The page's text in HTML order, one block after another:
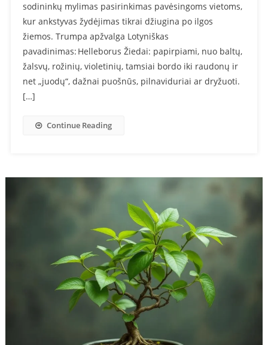
sodininkų mylimas pasirinkimas pavėsingoms vietoms,
kur ankstyvas žydėjimas tikrai džiugina po ilgos
žiemos. Trumpa apžvalga Lotyniškas
pavadinimas: Helleborus Žiedai: papirpiami, nuo baltų,
žalsvų, rožinių, violetinių, tamsiai bordo iki raudonų ir
net „juodų“, dažnai puošnūs, pilnaviduriai ar dryžuoti.
[…]
Continue Reading